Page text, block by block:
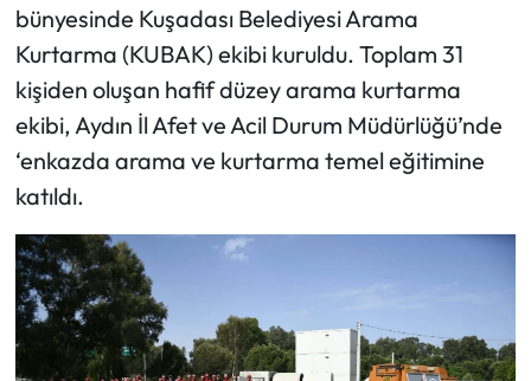
bünyesinde Kuşadası Belediyesi Arama
Kurtarma (KUBAK) ekibi kuruldu. Toplam 31
kişiden oluşan hafif düzey arama kurtarma
ekibi, Aydın İl Afet ve Acil Durum Müdürlüğü’nde
‘enkazda arama ve kurtarma temel eğitimine
katıldı.